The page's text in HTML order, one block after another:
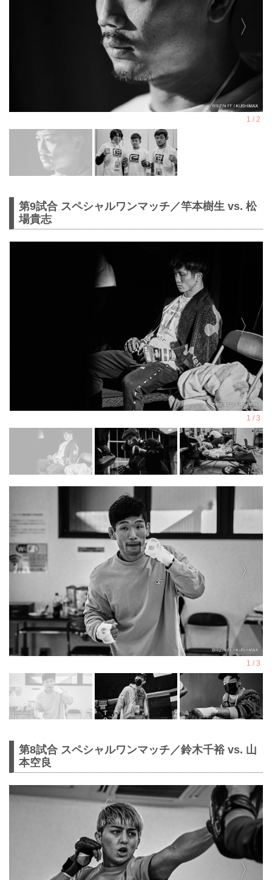
第9試合 スペシャルワンマッチ／竿本樹生 vs. 松
場貴志
第8試合 スペシャルワンマッチ／鈴木千裕 vs. 山
本空良